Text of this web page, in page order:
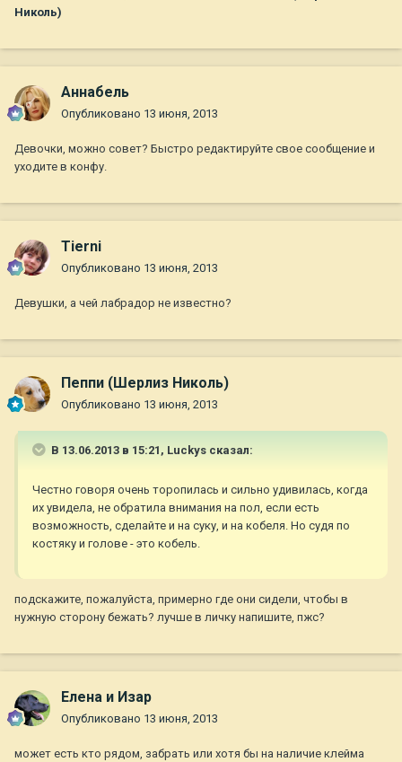
Николь)
Aннaбель
Опубликовано 13 июня, 2013
Девочки, можно совет? Быстро редактируйте свое сообщение и
уходите в конфу.
Tierni
Опубликовано 13 июня, 2013
Девушки, а чей лабрадор не известно?
Пеппи (Шерлиз Николь)
Опубликовано 13 июня, 2013
В 13.06.2013 в 15:21, Luckys сказал:
Честно говоря очень торопилась и сильно удивилась, когда
их увидела, не обратила внимания на пол, если есть
возможность, сделайте и на суку, и на кобеля. Но судя по
костяку и голове - это кобель.
подскажите, пожалуйста, примерно где они сидели, чтобы в
нужную сторону бежать? лучше в личку напишите, пжс?
Елена и Изар
Опубликовано 13 июня, 2013
может есть кто рядом, забрать или хотя бы на наличие клейма